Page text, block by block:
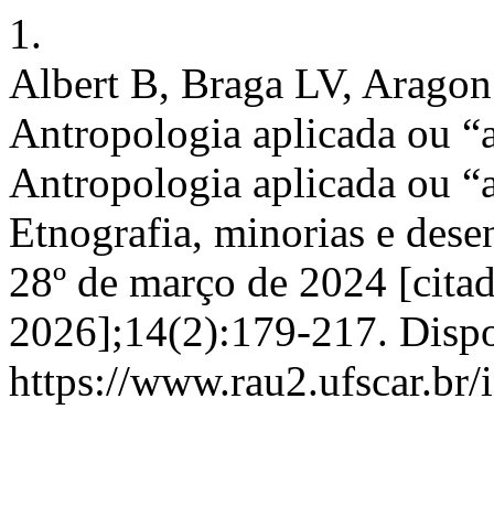
1.
Albert B, Braga LV,
Antropologia aplicada ou
Antropologia aplicada ou
Etnografia, minorias e
28º de março de 2024
2026];14(2):179-217.
https://